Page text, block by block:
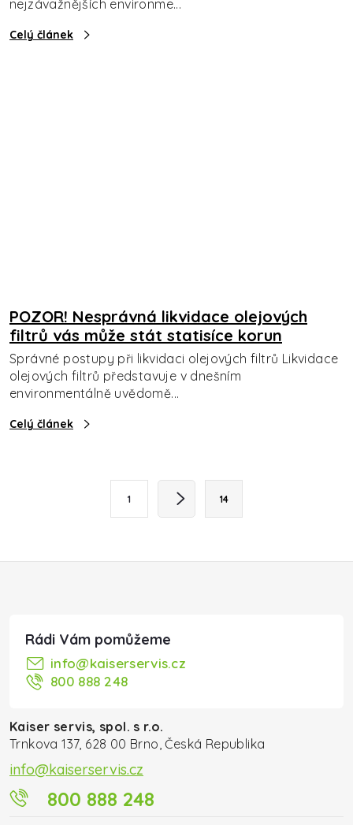
nejzávažnějších environme...
Celý článek
POZOR! Nesprávná likvidace olejových
filtrů vás může stát statisíce korun
Správné postupy při likvidaci olejových filtrů Likvidace
olejových filtrů představuje v dnešním
environmentálně uvědomě...
Celý článek
Ovládací prvky výpisu
Stránkování1 14
info@kaiserservis.cz
800 888 248
Kaiser servis, spol. s r.o.
Trnkova 137, 628 00 Brno, Česká Republika
info@kaiserservis.cz
800 888 248